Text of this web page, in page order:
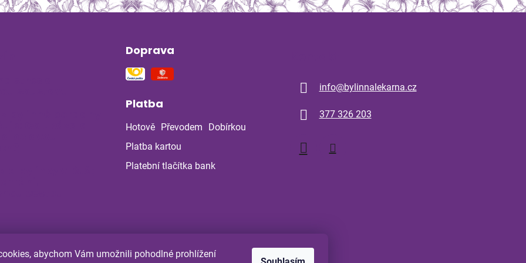
abychom Vám umožnili pohodlné prohlížení
Doprava
Platba
Hotově Převodem
Dobírkou
Platba kartou
Platební tlačítka bank
info@bylinnalekarna.cz
377 326 203